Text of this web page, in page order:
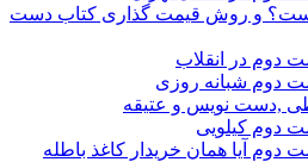
و روش قیمت گذاری کتاب دست
دوم در انقلاب
دوم شبانه روزی
,دست نویس و عتیقه
دوم کیلویی
دوم آیا همان خریدار کاغذ باطله